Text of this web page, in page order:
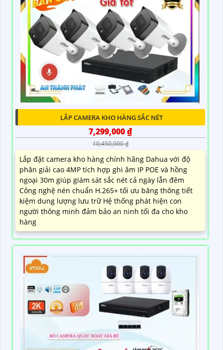
LẮP CAMERA KHO HÀNG SẮC NÉT
7,299,000 ₫
10,450,000 ₫
Lắp đặt camera kho hàng chính hãng Dahua với độ
phân giải cao 4MP tích hợp ghi âm IP POE và hồng
ngoại 30m giúp giám sát sắc nét cả ngày lẫn đêm
Công nghệ nén chuẩn H.265+ tối ưu băng thông tiết
kiệm dung lượng lưu trữ Hệ thống phát hiện con
người thông minh đảm bảo an ninh tối đa cho kho
hàng